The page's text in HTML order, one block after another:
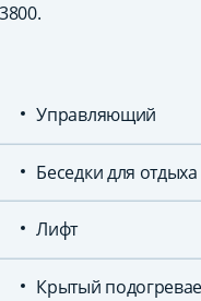
Управляющий
Беседки для отдыха
Лифт
Крытый